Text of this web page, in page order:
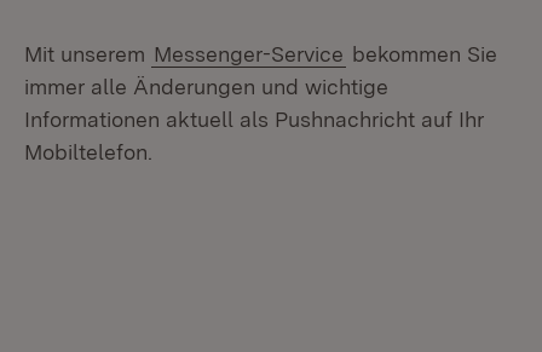
Mit unserem Messenger-Service bekommen Sie
immer alle Änderungen und wichtige
Informationen aktuell als Pushnachricht auf Ihr
Mobiltelefon.